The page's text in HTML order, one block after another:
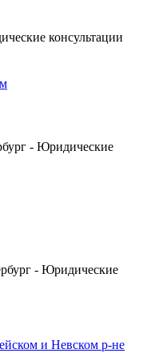
консультации
- Юридические
- Юридические